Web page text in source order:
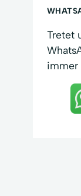
Tretet
immer